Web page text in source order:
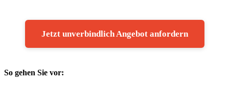
Jetzt unverbindlich Angebot anfordern
So gehen Sie vor: